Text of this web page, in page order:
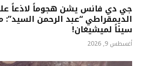
جي دي فانس يشن هجوماً لاذعاً
الديمقراطي “عبد الرحمن
سيئاً لميشيغان!
أغسطس 9, 2026